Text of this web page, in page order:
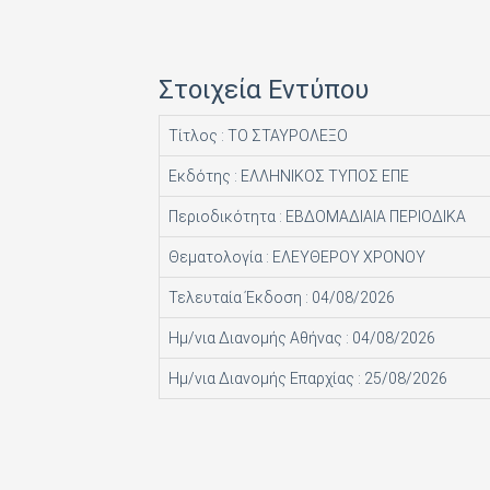
ICONS TV ΜΟΝΟΠΡΟΣΩΠΗ Ι Κ Ε
INFO EDITIONS Ε Ε
INTRACORD ΛΕΝΑ ΜΟΝΟΠΡΟΣΩΠΗ ΙΚΕ
M.V. PRESS ΜΟΝΟΠΡΟΣΩΠΗ ΙΚΕ
MAD MAX Ε Ε
MEDIA ΜΑΘΙΟΥΔΑΚΗΣ Α.Ε.
MEDIA2DAY ΕΚΔΟΤΙΚΗ Α.Ε
MILKRO HELLAS HELLAS PUBL. SERVICES LTD
Στοιχεία Εντύπου
Τίτλος : ΤΟ ΣΤΑΥΡΟΛΕΞΟ
Εκδότης : ΕΛΛΗΝΙΚΟΣ ΤΥΠΟΣ ΕΠΕ
Περιοδικότητα : ΕΒΔΟΜΑΔΙΑΙΑ ΠΕΡΙΟΔΙΚΑ
Θεματολογία : ΕΛΕΥΘΕΡΟΥ ΧΡΟΝΟΥ
Τελευταία Έκδοση : 04/08/2026
Ημ/νια Διανομής Αθήνας : 04/08/2026
Ημ/νια Διανομής Επαρχίας : 25/08/2026